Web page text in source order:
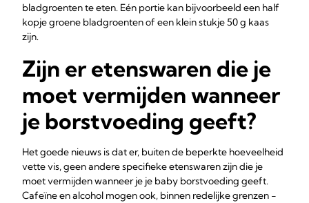
bladgroenten te eten. Eén portie kan bijvoorbeeld een half
kopje groene bladgroenten of een klein stukje 50 g kaas
zijn.
Zijn er etenswaren die je
moet vermijden wanneer
je borstvoeding geeft?
Het goede nieuws is dat er, buiten de beperkte hoeveelheid
vette vis, geen andere specifieke etenswaren zijn die je
moet vermijden wanneer je je baby borstvoeding geeft.
Cafeïne en alcohol mogen ook, binnen redelijke grenzen -